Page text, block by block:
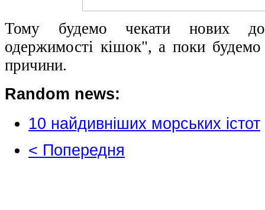
Тому будемо чекати нових
одержимості кішок", а поки будемо
причини.
Random news:
10 найдивніших морських істот
< Попередня